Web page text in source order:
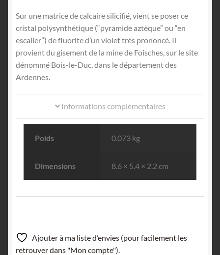
Sur une matrice de calcaire silicifié, vient se poser ce
cristal polysynthétique (“pyramide aztèque” ou “en
escalier”) de fluorite d’un violet très prononcé. Il
provient du gisement de la mine de Foisches, sur le site
dénommé Bois-le-Duc, dans le département des
Ardennes.
Informations complémentaires
Poids 0.073 kg
Dimensions 8.6 × 5.4 × 2.2 cm
Ajouter à ma liste d’envies (pour facilement les
retrouver dans "Mon compte").